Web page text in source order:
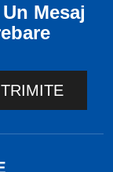
Mesaj
TRIMITE